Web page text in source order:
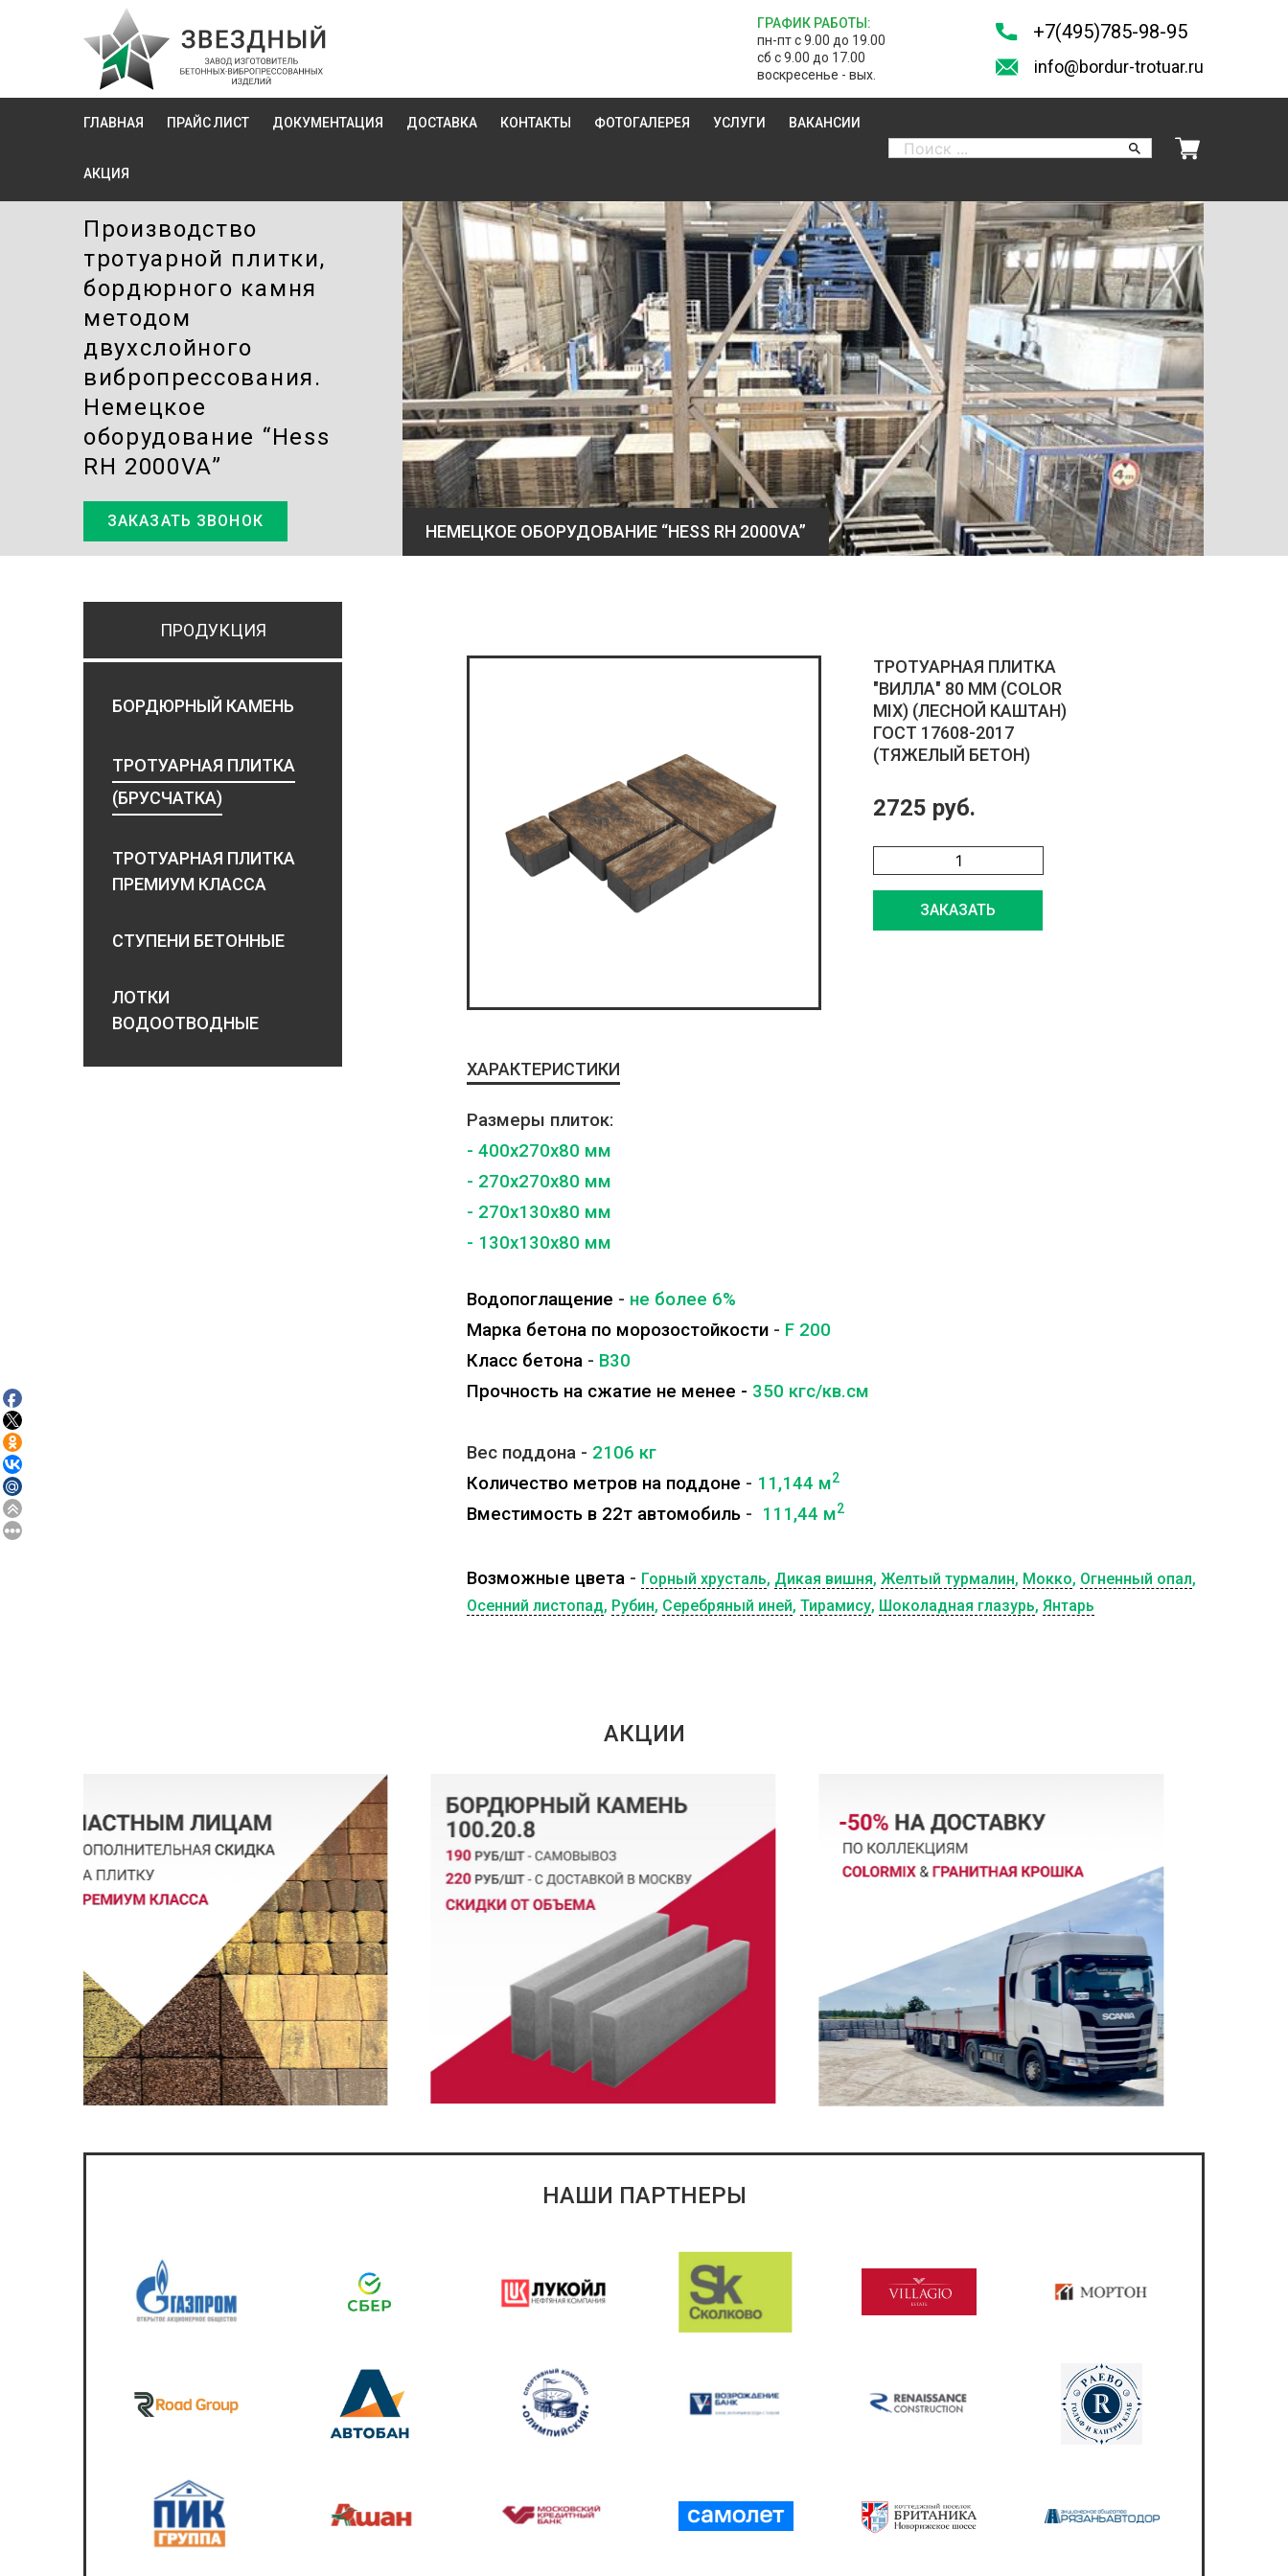
ГРАФИК РАБОТЫ:
пн-пт с 9.00 до 19.00
сб с 9.00 до 17.00
воскресенье - вых.
+7(495)785-98-95
info@bordur-trotuar.ru
ГЛАВНАЯ ПРАЙС ЛИСТ ДОКУМЕНТАЦИЯ ДОСТАВКА КОНТАКТЫ ФОТОГАЛЕРЕЯ УСЛУГИ ВАКАНСИИ
АКЦИЯ
Производство
тротуарной плитки,
бордюрного камня
методом
двухслойного
вибропресcования.
Немецкое
оборудование “Hess
RH 2000VA”
ЗАКАЗАТЬ ЗВОНОК
НЕМЕЦКОЕ ОБОРУДОВАНИЕ “HESS RH 2000VA”
ПРОДУКЦИЯ
БОРДЮРНЫЙ КАМЕНЬ
ТРОТУАРНАЯ ПЛИТКА
(БРУСЧАТКА)
ТРОТУАРНАЯ ПЛИТКА
ПРЕМИУМ КЛАССА
СТУПЕНИ БЕТОННЫЕ
ЛОТКИ
ВОДООТВОДНЫЕ
ТРОТУАРНАЯ ПЛИТКА
"ВИЛЛА" 80 ММ (COLOR
MIX) (ЛЕСНОЙ КАШТАН)
ГОСТ 17608-2017
(ТЯЖЕЛЫЙ БЕТОН)
2725 руб.
ЗАКАЗАТЬ
ХАРАКТЕРИСТИКИ
Размеры плиток:
- 400x270x80 мм
- 270x270x80 мм
- 270x130x80 мм
- 130x130x80 мм
Водопоглащение - не более 6%
Марка бетона по морозостойкости - F 200
Класс бетона - B30
Прочность на сжатие не менее - 350 кгс/кв.см
Вес поддона - 2106 кг
Количество метров на поддоне - 11,144 м2
Вместимость в 22т автомобиль - 111,44 м2
Возможные цвета - Горный хрусталь, Дикая вишня, Желтый турмалин, Мокко, Огненный опал,
Осенний листопад, Рубин, Серебряный иней, Тирамису, Шоколадная глазурь, Янтарь
АКЦИИ
НАШИ ПАРТНЕРЫ